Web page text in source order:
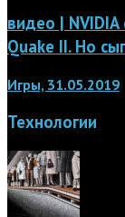
видео |
Quake II. Но
Игры, 31.05.2019
Технологии